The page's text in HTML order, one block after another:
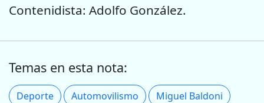
Contenidista: Adolfo González.
Temas en esta nota:
Deporte Automovilismo Miguel Baldoni